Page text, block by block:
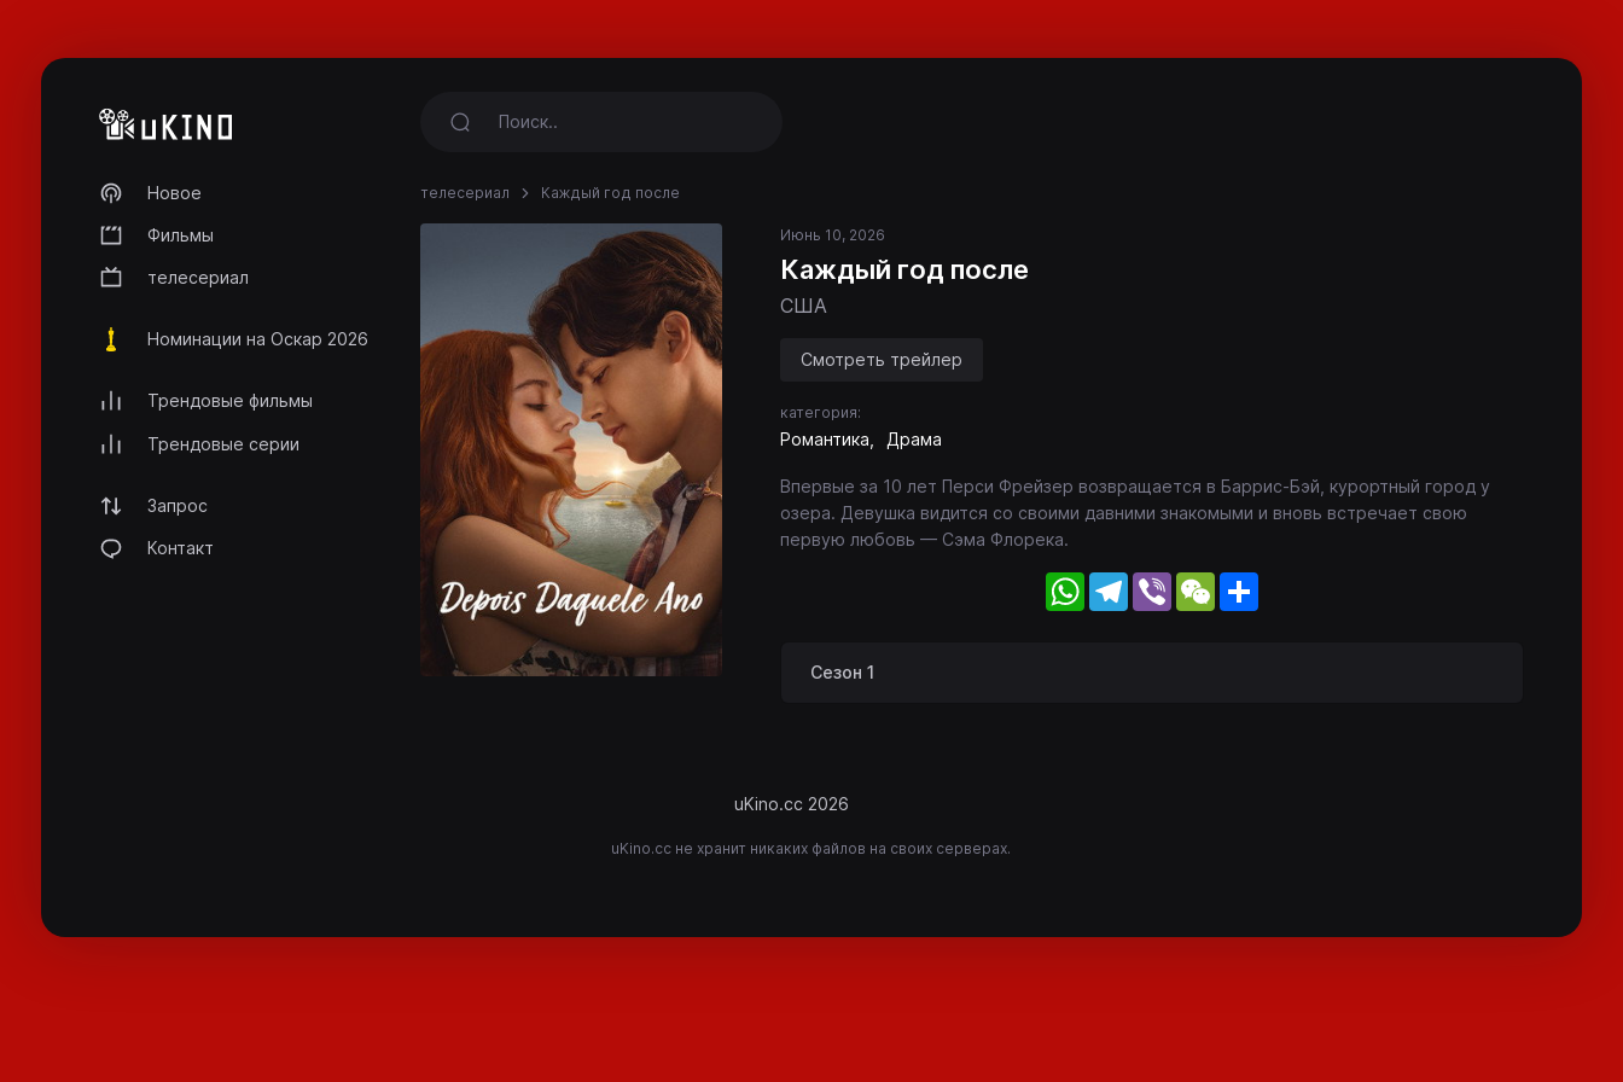
Новое
Фильмы
телесериал
Номинации на Оскар 2026
Трендовые фильмы
Трендовые серии
Запрос
Контакт
телесериал Каждый год после
Июнь 10, 2026
Каждый год после
США
Смотреть трейлер
категория:
Романтика Драма
Впервые за 10 лет Перси Фрейзер возвращается в Баррис-Бэй, курортный город у
озера. Девушка видится со своими давними знакомыми и вновь встречает свою
первую любовь — Сэма Флорека.
WhatsApp
Telegram
Viber WeChat
Сезон 1
uKino.cc 2026
uKino.cc не хранит никаких файлов на своих серверах.